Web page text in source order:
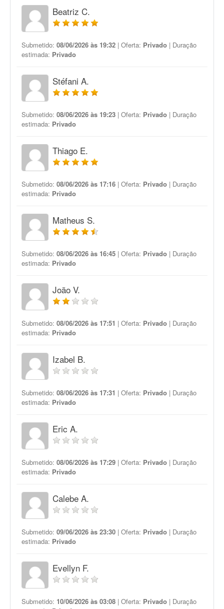
Beatriz C.
Submetido: 08/06/2026 às 19:32 | Oferta: Privado | Duração
estimada: Privado
Stéfani A.
Submetido: 08/06/2026 às 19:23 | Oferta: Privado | Duração
estimada: Privado
Thiago E.
Submetido: 08/06/2026 às 17:16 | Oferta: Privado | Duração
estimada: Privado
Matheus S.
Submetido: 08/06/2026 às 16:45 | Oferta: Privado | Duração
estimada: Privado
João V.
Submetido: 08/06/2026 às 17:51 | Oferta: Privado | Duração
estimada: Privado
Izabel B.
Submetido: 08/06/2026 às 17:31 | Oferta: Privado | Duração
estimada: Privado
Eric A.
Submetido: 08/06/2026 às 17:29 | Oferta: Privado | Duração
estimada: Privado
Calebe A.
Submetido: 09/06/2026 às 23:30 | Oferta: Privado | Duração
estimada: Privado
Evellyn F.
Submetido: 10/06/2026 às 03:08 | Oferta: Privado | Duração